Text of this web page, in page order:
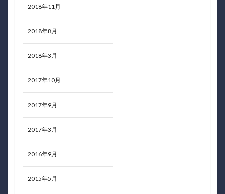
2018年11月
2018年8月
2018年3月
2017年10月
2017年9月
2017年3月
2016年9月
2015年5月